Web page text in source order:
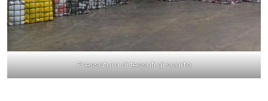
Pressatura di tessuti di scarto